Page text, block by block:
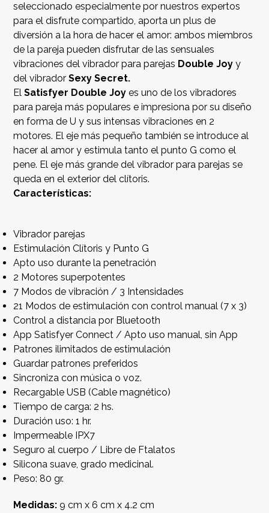
seleccionado especialmente por nuestros expertos
para el disfrute compartido, aporta un plus de
diversión a la hora de hacer el amor: ambos miembros
de la pareja pueden disfrutar de las sensuales
vibraciones del vibrador para parejas Double Joy y
del vibradorSexy Secret.
El Satisfyer Double Joy es uno de los vibradores
para pareja más populares e impresiona por su diseño
en forma de U y sus intensas vibraciones en 2
motores. El eje más pequeño también se introduce al
hacer al amor y estimula tanto el punto G como el
pene. El eje más grande del vibrador para parejas se
queda en el exterior del clítoris.
Características:
Vibrador parejas
Estimulación Clítoris y Punto G
Apto uso durante la penetración
2 Motores superpotentes
7 Modos de vibración / 3 Intensidades
21 Modos de estimulación con control manual (7 x 3)
Control a distancia por Bluetooth
App Satisfyer Connect / Apto uso manual, sin App
Patrones ilimitados de estimulación
Guardar patrones preferidos
Sincroniza con música o voz.
Recargable USB (Cable magnético)
Tiempo de carga: 2 hs.
Duración uso: 1 hr.
Impermeable IPX7
Seguro al cuerpo / Libre de Ftalatos
Silicona suave, grado medicinal.
Peso: 80 gr.
Medidas:9 cm x 6 cm x 4.2 cm